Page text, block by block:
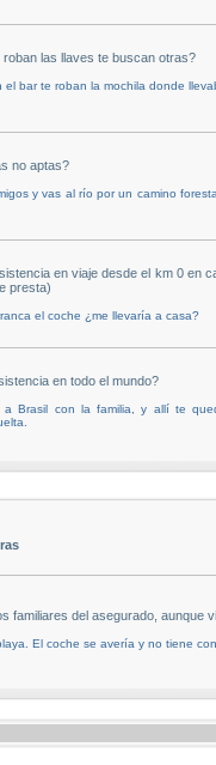
las llaves te buscan otras?
bar te roban la mochila donde
no aptas?
y vas al río por un camino
en viaje desde el km 0 en
presta)
el coche ¿me llevaría a casa?
en todo el mundo?
Brasil con la familia, y allí te
familiares del asegurado,
El coche se avería y no tiene